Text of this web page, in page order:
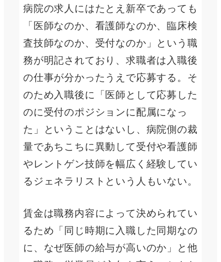
病院の求人にはたとえ新卒であっても
「医師なのか、看護師なのか、臨床検
査技師なのか、受付なのか」という職
務が明記されており、求職者は入職後
の仕事が分かったうえで応募する。そ
のため入職後に「医師として応募した
のに受付のポジションに配属になっ
た」ということはないし、病院側の裁
量であちこちに異動して受付や看護師
やレントゲン技師を幅広く経験してい
るジェネラリストという人もいない。
賃金は職務内容によって決められてい
るため「同じ時期に入職した同期なの
に、なぜ医師の給与が高いのか」と他